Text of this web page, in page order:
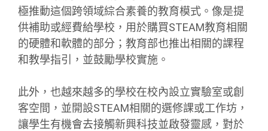
極推動這個跨領域綜合素養的教育模式。像是提
供補助或經費給學校，用於購買STEAM教育相關
的硬體和軟體的部分；教育部也推出相關的課程
和教學指引，並鼓勵學校實施。
此外，也越來越多的學校在校內設立實驗室或創
客空間，並開設STEAM相關的選修課或工作坊，
讓學生有機會去接觸新興科技並啟發靈感，對於